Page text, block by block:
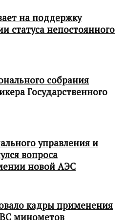
на поддержку
статуса непостоянного
собрания
Государственного
управления и
вопроса
новой АЭС
кадры применения
минометов